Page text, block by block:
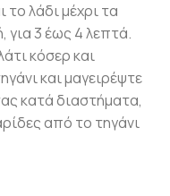
λάδι μέχρι τα
για 3 έως 4 λεπτά.
κόσερ και
και μαγειρέψτε
κατά διαστήματα,
από το τηγάνι